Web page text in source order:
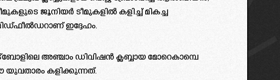
ജൂനിയർ ടീമുകളിൽ കളിച്ച് മികച്ച
ഇദ്ദേഹം.
അഞ്ചാം ഡിവിഷൻ ക്ലബ്ബായ മോറെകാമ്പെ
യുവതാരം കളിക്കുന്നത്.